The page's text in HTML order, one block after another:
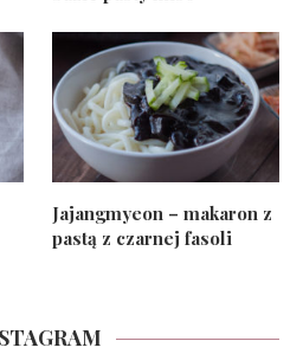
Jajangmyeon – makaron z
pastą z czarnej fasoli